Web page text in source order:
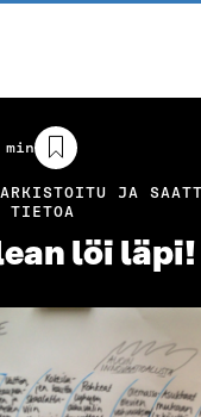
min
JA
TIETOA
löi läpi!